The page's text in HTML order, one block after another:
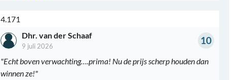
4.171
10
Dhr. van der Schaaf
9 juli 2026
"Echt boven verwachting….prima! Nu de prijs scherp houden dan
winnen ze!"